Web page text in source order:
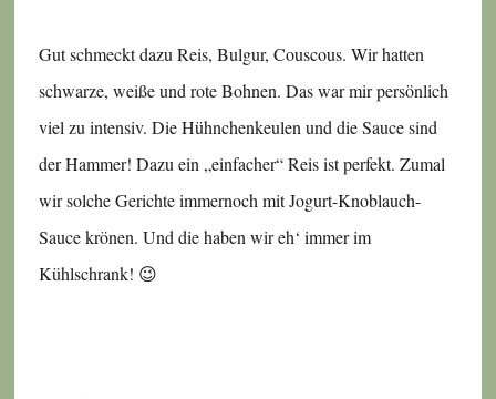
Gut schmeckt dazu Reis, Bulgur, Couscous. Wir hatten
schwarze, weiße und rote Bohnen. Das war mir persönlich
viel zu intensiv. Die Hühnchenkeulen und die Sauce sind
der Hammer! Dazu ein „einfacher“ Reis ist perfekt. Zumal
wir solche Gerichte immernoch mit Jogurt-Knoblauch-
Sauce krönen. Und die haben wir eh‘ immer im
Kühlschrank! 😉